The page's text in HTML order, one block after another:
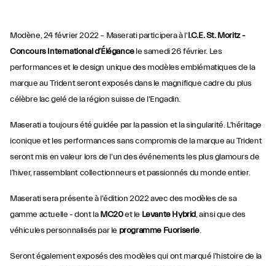
Modène, 24 février 2022 – Maserati participera à l'I.C.E. St. Moritz -
Concours International d’Élégancele samedi 26 février. Les
performances et le design unique des modèles emblématiques de la
marque au Trident seront exposés dans le magnifique cadre du plus
célèbre lac gelé de la région suisse de l'Engadin.
Maserati a toujours été guidée par la passion et la singularité. L'héritage
iconique et les performances sans compromis de la marque au Trident
seront mis en valeur lors de l'un des événements les plus glamours de
l’hiver, rassemblant collectionneurs et passionnés du monde entier.
Maserati sera présente à l'édition 2022 avec des modèles de sa
gamme actuelle - dont laMC20et le Levante Hybrid, ainsi que des
véhicules personnalisés par le programme Fuoriserie.
Seront également exposés des modèles qui ont marqué l'histoire de la